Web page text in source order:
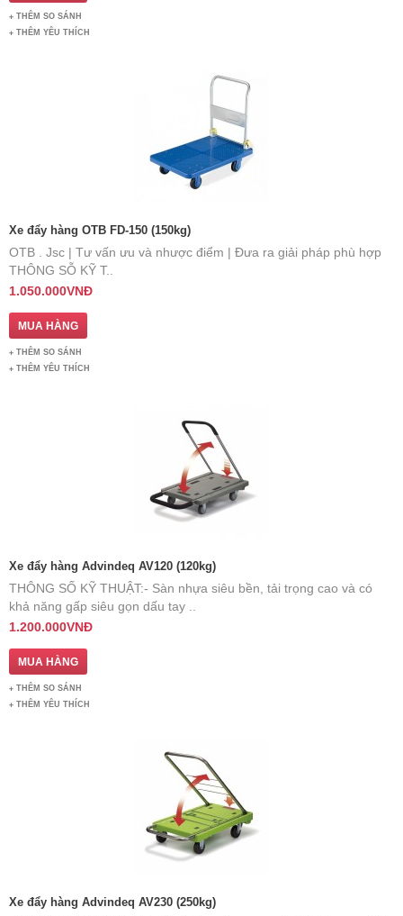
THÊM SO SÁNH
THÊM YÊU THÍCH
Xe đẩy hàng OTB FD-150 (150kg)
OTB . Jsc | Tư vấn ưu và nhược điểm | Đưa ra giải pháp phù hợp
THÔNG SỖ KỸ T..
1.050.000VNĐ
THÊM SO SÁNH
THÊM YÊU THÍCH
Xe đẩy hàng Advindeq AV120 (120kg)
THÔNG SỐ KỸ THUẬT: ​- Sàn nhựa siêu bền, tải trọng cao và có
khả năng gấp siêu gọn dấu tay ..
1.200.000VNĐ
THÊM SO SÁNH
THÊM YÊU THÍCH
Xe đẩy hàng Advindeq AV230 (250kg)